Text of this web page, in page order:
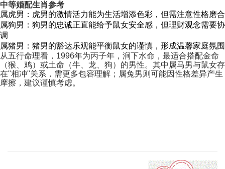
中等婚配生肖参考
属虎男：虎男的激情活力能为生活增添色彩，但需注意性格磨合
属狗男：狗男的忠诚正直能给予鼠女安全感，但理财观念需要协
调
属猪男：猪男的豁达乐观能平衡鼠女的谨慎，形成温馨家庭氛围
从五行命理看，1996年为丙子年，涧下水命，最适合搭配金命
（猴、鸡）或土命（牛、龙、狗）的男性。其中属马男与鼠女存
在"相冲"关系，需更多包容理解；属兔男则可能因性格差异产生
摩擦，建议谨慎考虑。